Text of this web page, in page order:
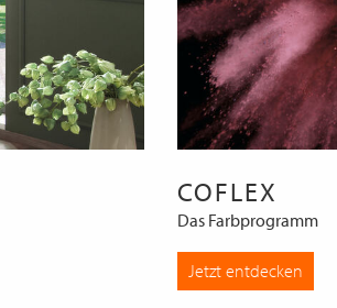
COFLEX
Das Farbprogramm
Jetzt entdecken